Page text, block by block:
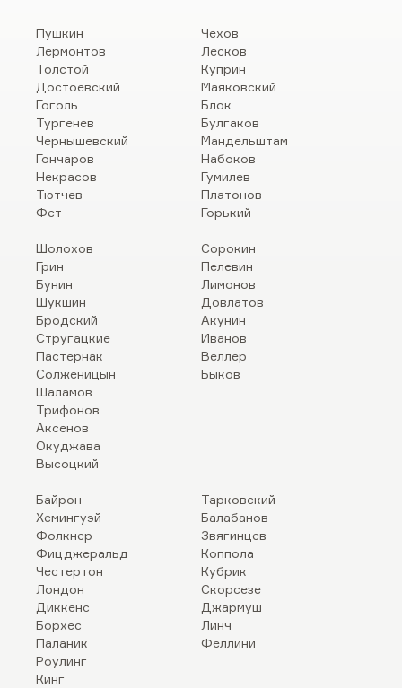
Пушкин
Лермонтов
Толстой
Достоевский
Гоголь
Тургенев
Чернышевский
Гончаров
Некрасов
Тютчев
Фет
Чехов
Лесков
Куприн
Маяковский
Блок
Булгаков
Мандельштам
Набоков
Гумилев
Платонов
Горький
Шолохов
Грин
Бунин
Шукшин
Бродский
Стругацкие
Пастернак
Солженицын
Шаламов
Трифонов
Аксенов
Окуджава
Высоцкий
Сорокин
Пелевин
Лимонов
Довлатов
Акунин
Иванов
Веллер
Быков
Байрон
Хемингуэй
Фолкнер
Фицджеральд
Честертон
Лондон
Диккенс
Борхес
Паланик
Роулинг
Кинг
Тарковский
Балабанов
Звягинцев
Коппола
Кубрик
Скорсезе
Джармуш
Линч
Феллини